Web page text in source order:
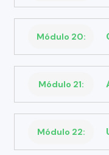
Módulo 20:
Módulo 21:
Módulo 22: